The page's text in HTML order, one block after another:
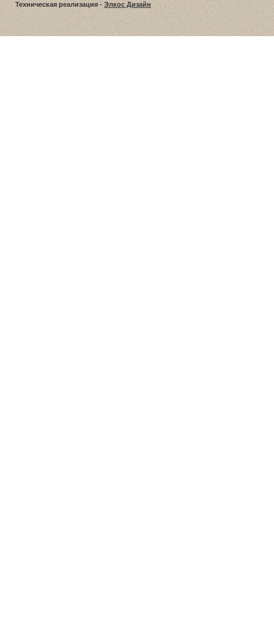
Техническая реализация - Элкос Дизайн